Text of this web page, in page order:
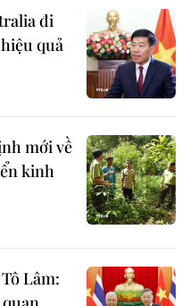
đi
quả
mới về
kinh
Lâm: